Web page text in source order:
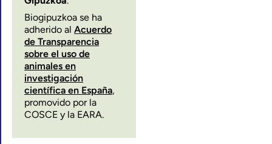
Biogipuzkoa se ha
adherido al Acuerdo
de Transparencia
sobre el uso de
animales en
investigación
científica en España,
promovido por la
COSCE y la EARA.